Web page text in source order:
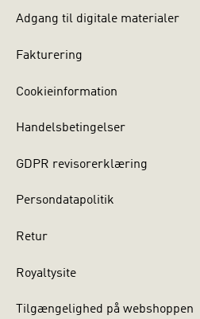
Adgang til digitale materialer
Fakturering
Cookieinformation
Handelsbetingelser
GDPR revisorerklæring
Persondatapolitik
Retur
Royaltysite
Tilgængelighed på webshoppen